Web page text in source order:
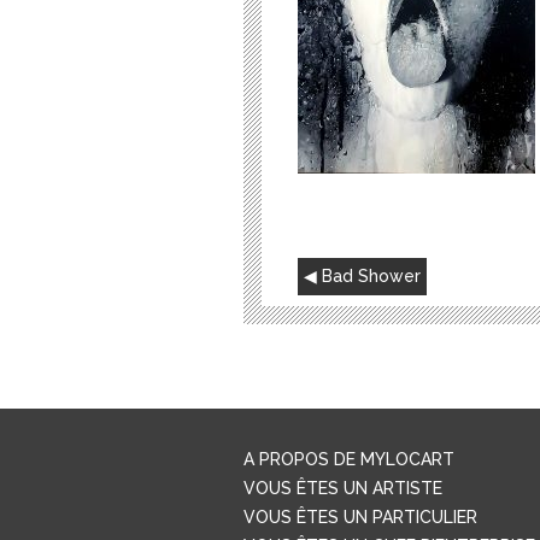
NAVIGATION
DE
L’ARTICLE
Bad Shower
A PROPOS DE MYLOCART
VOUS ÊTES UN ARTISTE
VOUS ÊTES UN PARTICULIER